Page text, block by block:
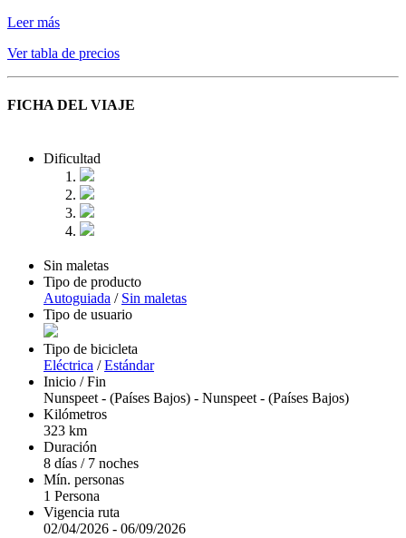
Leer más
Ver tabla de precios
FICHA DEL VIAJE
Dificultad
Sin maletas
Tipo de producto
Autoguiada / Sin maletas
Tipo de usuario
Tipo de bicicleta
Eléctrica /Estándar
Inicio / Fin
Nunspeet - (Países Bajos) - Nunspeet - (Países Bajos)
Kilómetros
323 km
Duración
8 días / 7 noches
Mín. personas
1 Persona
Vigencia ruta
02/04/2026 - 06/09/2026